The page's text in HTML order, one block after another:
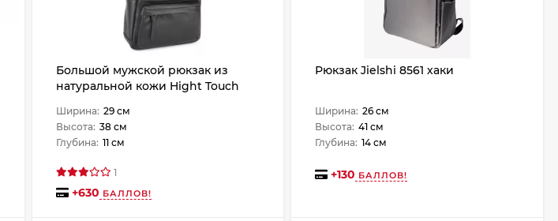
Большой мужской рюкзак из
натуральной кожи Hight Touch
Ширина: 29 см
Высота: 38 см
Глубина: 11 см
1
+630 БАЛЛОВ!
Рюкзак Jielshi 8561 хаки
Ширина: 26 см
Высота: 41 см
Глубина: 14 см
+130 БАЛЛОВ!